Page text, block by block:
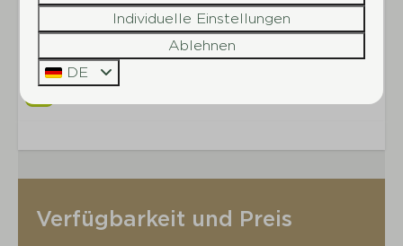
oder einen Ausflug in die Umgebung entscheidet –
bei De Huynen erlebt ihr die Natur direkt vor
eurer Haustür.
Verfügbarkeit und Preis
Individuelle Einstellungen
Ablehnen
DE